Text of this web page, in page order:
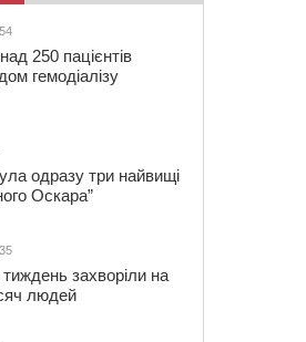
250 пацієнтів
гемодіалізу
одразу три найвищі
Оскара”
захворіли на
людей